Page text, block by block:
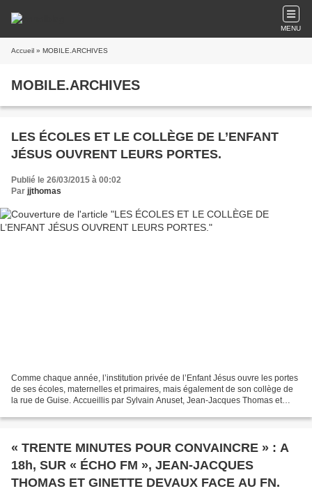
MENU
Accueil » MOBILE.ARCHIVES
MOBILE.ARCHIVES
LES ÉCOLES ET LE COLLÈGE DE L’ENFANT
JÉSUS OUVRENT LEURS PORTES.
Publié le 26/03/2015 à 00:02
Par jjthomas
Comme chaque année, l’institution privée de l’Enfant Jésus ouvre les portes
de ses écoles, maternelles et primaires, mais également de son collège de
la rue de Guise. Accueillis par Sylvain Anuset, Jean-Jacques Thomas et
« TRENTE MINUTES POUR CONVAINCRE » : A
18h, SUR « ÉCHO FM », JEAN-JACQUES
THOMAS ET GINETTE DEVAUX FACE AU FN.